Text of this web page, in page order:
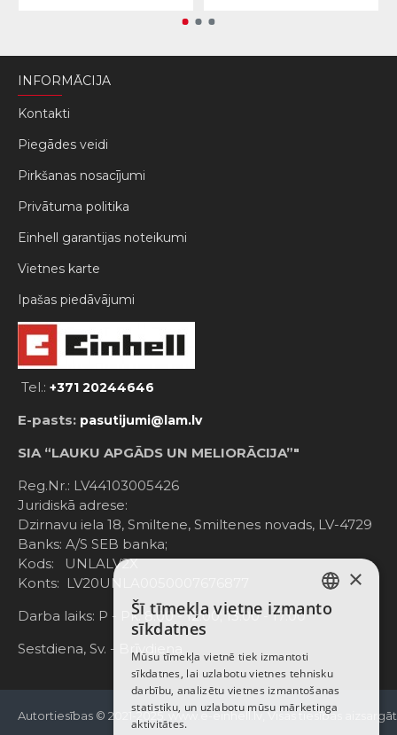
INFORMĀCIJA
Kontakti
Piegādes veidi
Pirkšanas nosacījumi
Privātuma politika
Einhell garantijas noteikumi
Vietnes karte
Ipašas piedāvājumi
Tel.: +371 20244646
E-pasts: pasutijumi@lam.lv
SIA “LAUKU APGĀDS UN MELIORĀCIJA”"
Reg.Nr.: LV44103005426
Juridiskā adrese:
Dzirnavu iela 18, Smiltene, Smiltenes novads, LV-4729
Banks: A/S SEB banka;
Kods: UNLALV2X
Konts: LV20UNLA0050007676877
Darba laiks: P - Pk. 8:00 - 12:00; 13:00 - 17:00
Sestdiena, Sv. - Brīvdiena
Autortiesības © 2021-2025, www.e-einhell.lv, Visas tiesības
LATVIAN
ENGLISH
×
Šī tīmekļa vietne izmanto
sīkdatnes
Mūsu tīmekļa vietnē tiek izmantoti
sīkdatnes, lai uzlabotu vietnes tehnisku
darbību, analizētu vietnes izmantošanas
statistiku, un uzlabotu mūsu mārketinga
aktivitātes.